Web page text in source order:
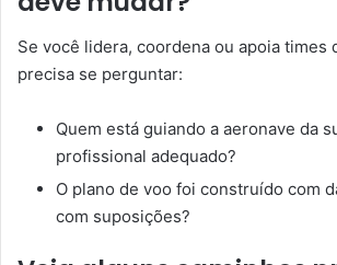
Se você lidera, coordena ou apoia times
precisa se perguntar:
Quem está guiando a aeronave da
profissional adequado?
O plano de voo foi construído com
com suposições?